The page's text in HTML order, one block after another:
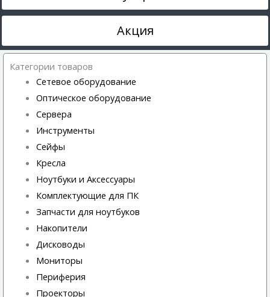
Акция
Категории товаров
Сетевое оборудование
Оптическое оборудование
Сервера
Инструменты
Сейфы
Кресла
Ноутбуки и Аксессуары
Комплектующие для ПК
Запчасти для ноутбуков
Накопители
Дисководы
Мониторы
Периферия
Проекторы